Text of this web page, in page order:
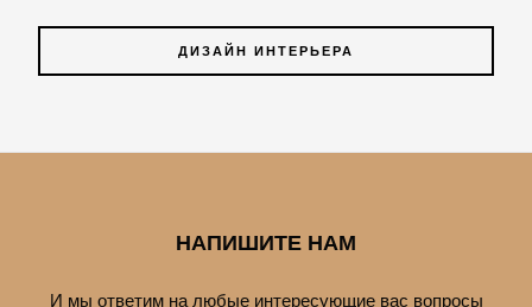
ДИЗАЙН ИНТЕРЬЕРА
НАПИШИТЕ НАМ
И мы ответим на любые интересующие вас вопросы